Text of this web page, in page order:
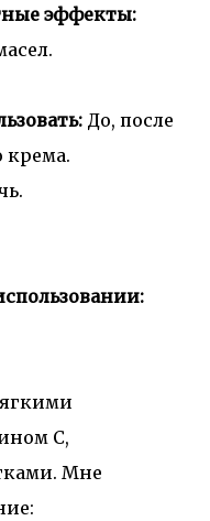
эффекты:
До, после
крема.
С,
Мне